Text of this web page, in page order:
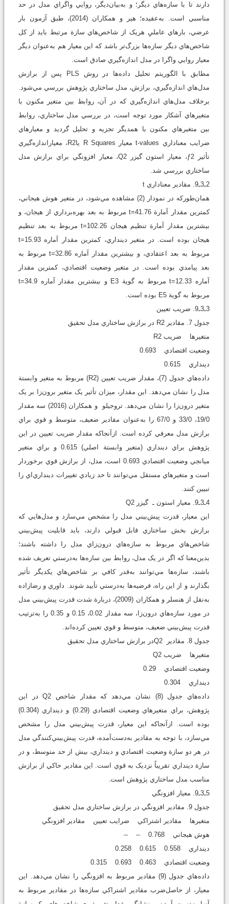
دارند تا با سازه‌هاي ديگر؛ و به‌بيان‌ديگر، روايي واگراي مدل در حد
مناسبي است. به‌عقيده؛ هير و همکاران (2014)، طبق آزمون بار
عرضي، بارهاي عامليِ هريک از شاخص‌هاي سازة مرتبط بايد از کل
شاخص‌هاي ديگر سازه‌ها بزرگ‌تر باشد که اين معيار هم به‌عنوان ديگر
معيار روايي واگرا در مدل اندازه‌گيري صادق است.
مطابق با الگوريتم تحليل داده‌ها در روش PLS پس از برازش
مدل‌هاي اندازه‌گيري، برازش، مدل ساختاري پژوهش بررسي مي‌شود.
برخلاف مدل‌هاي اندازه‌گيري که در آن، روابط بين متغير مکنون با
متغيرهاي آشکار مورد توجه است، در بررسي مدل ساختاري، روابط
بين متغيرهاي مکنون با همديگر تجزيه و تحليل گردید و معيارهاي
ضرايب معناداري t-values معيار R Squares ياR2، معياراندازه‌گيري
تأثير ƒ2، معيار استون گيزر Q2، معيار افزونگي براي برازش مدل
ساختاري بررسي شد.
2ـ3ـ9. مقادير معناداري t
همان‌طورکه در نمودار (2) مشاهده مي‌شود، در متغير هوش هيجاني،
کمترين مقدار آمارة 41.76=t مربوط به بعد بهره‌برداري از هيجان، و
بيشترين مقدار آمارة تنظيم هيجان 102.26=t مربوط به بعد تنظيم
هيجان بوده است. در متغير دينداري، کمترين مقدار آماره 15.93=t
مربوط به بعد اعتقادي، و بيشترين مقدار آماره 32.86=t مربوط به
بعد پيامدي بوده است. در متغير وضعيت اقتصادي، کمترين مقدار
آماره 12.33=t مربوط به گوية E3 و بيشترين مقدار آماره 34.9=t
مربوط به گوية E5 بوده است.
3ـ3ـ9. ضريب تعيين
جدول 7. مقادير R2 در برازش ساختاري مدل تحقيق
متغيرها ضريب R2
وضعيت اقتصادي 0.693
دينداري 0.615
داده‌هاي جدول (7)، مقدار ضريب تعيين (R2) مربوط به متغير وابستة
مدل را نشان مي‌دهد. اين مقدار، ميزان تأثير يک متغير برون‌زا بر يک
متغير درون‌زا را نشان مي‌دهد. تروجيلو و همکاران (2016) سه مقدار
19/0، 33/0 و 67/0 را به‌عنوان مقادير ضعيف، متوسط و قوي براي
برازش مدل معرفي کرده است. ازآنجاکه مقدار ضريب تعيين در اين
پژوهش براي دينداري (متغير وابستة اصلي) 0.615 و براي متغير
ميانجي وضعيت اقتصادي 0.693 است، مدل، از برازش قوي برخوردار
است و متغيرهاي مستقل مي‌توانند تا حد زيادي تغييرات دينداري‌اي را
تبيين کنند.
4ـ3ـ9. معيار استون ـ گيزر Q2
اين معيار، قدرت پيش‌بيني مدل را مشخص مي‌سازد و مدل‌هايي که
برازش بخش ساختاري قابل قبولي دارند، بايد قابليت پيش‌بيني
شاخص‌هاي مربوط به سازه‌هاي درون‌زاي مدل را داشته باشند؛
بدين‌معنا که اگر در يک مدل، روابط بين سازه‌ها به‌درستي تعريف شده
باشند، سازه‌ها مي‌توانند به‌قدر کافي بر شاخص‌هاي يکديگر تأثير
بگذارند و از اين راه، فرضيه‌ها به‌درستي تأييد شوند. داوري و رضازاده
به‌نقل از هنسلر و همکاران (2009)، دربارة شدت قدرت پيش‌بيني مدل
در مورد سازه‌هاي درون‌زا، سه مقدار 0.02، 0.15 و 0.35 را به‌ترتيب
قدرت پيش‌بيني ضعيف، متوسط و قوي تعيين کرده‌اند.
جدول 8. مقادير Q2در برازش ساختاري مدل تحقيق
متغيرها ضريب Q2
وضعيت اقتصادي 0.29
دينداري 0.304
داده‌هاي جدول (8) نشان مي‌دهد که مقدار شاخص Q2 در اين
پژوهش، براي متغير‌هاي وضعيت اقتصادي (0.29) و دينداري (0.304)
بوده است. ازآنجاکه اين معيار، قدرت پيش‌بيني مدل را مشخص
مي‌سازد، با توجه به مقادير به‌دست‌آمده، قدرت پيش‌بيني‌کنندگي مدل
در هر دو سازة وضعيت اقتصادي و دينداري، بيش از حد متوسط، و در
سازة دينداري تقريباً نزديک به قوي است. اين مقادير حاکي از برازش
مناسب مدل ساختاري پژوهش است.
5ـ3ـ9. معيار افزونگي
جدول 9. مقادير افزونگي در برازش ساختاري مدل تحقيق
متغيرها مقادير اشتراکي ضرايب تعيين مقادير افزونگي
هوش هيجاني 0.768 -- --
دينداري 0.558 0.615 0.258
وضعيت اقتصادي 0.463 0.693 0.315
داده‌هاي جدول (9) مقادير مربوط به افزونگي را نشان مي‌دهد. اين
معيار، از حاصل‌ضرب مقادير اشتراکي سازه‌ها در مقادير مربوط به